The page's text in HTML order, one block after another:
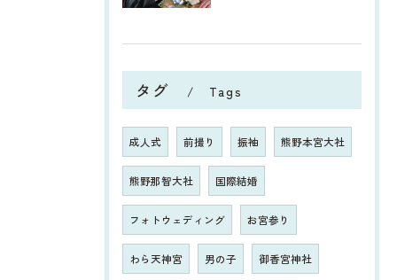
タグ Tags
成人式 前撮り 振袖 熊野本宮大社
熊野那智大社 国際結婚
フォトウェディング お宮参り
わら天神宮 男の子 御香宮神社